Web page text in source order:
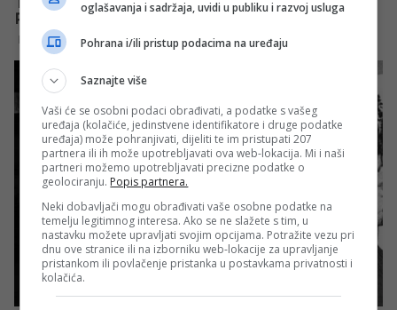
oglašavanja i sadržaja, uvidi u publiku i razvoj usluga
Pohrana i/ili pristup podacima na uređaju
Saznajte više
Vaši će se osobni podaci obrađivati, a podatke s vašeg
uređaja (kolačiće, jedinstvene identifikatore i druge podatke
uređaja) može pohranjivati, dijeliti te im pristupati 207
partnera ili ih može upotrebljavati ova web-lokacija. Mi i naši
partneri možemo upotrebljavati precizne podatke o
geolociranju. Popis partnera.
Neki dobavljači mogu obrađivati vaše osobne podatke na
temelju legitimnog interesa. Ako se ne slažete s tim, u
nastavku možete upravljati svojim opcijama. Potražite vezu pri
dnu ove stranice ili na izborniku web-lokacije za upravljanje
pristankom ili povlačenje pristanka u postavkama privatnosti i
kolačića.